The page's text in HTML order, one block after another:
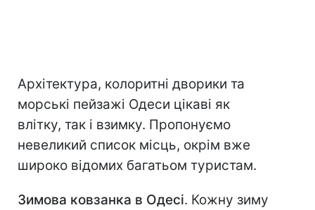
Архітектура, колоритні дворики та
морські пейзажі Одеси цікаві як
влітку, так і взимку. Пропонуємо
невеликий список місць, окрім вже
широко відомих багатьом туристам.
Зимова ковзанка в Одесі. Кожну зиму